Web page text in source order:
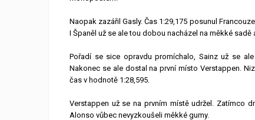
Naopak zazářil Gasly. Čas 1:29,175 posunul
I Španěl už se ale tou dobou nacházel na měkké
Pořadí se sice opravdu promíchalo, Sainz už se
Nakonec se ale dostal na první místo Verstappen.
čas v hodnotě 1:28,595.
Verstappen už se na prvním místě udržel. Zatímco
Alonso vůbec nevyzkoušeli měkké gumy.